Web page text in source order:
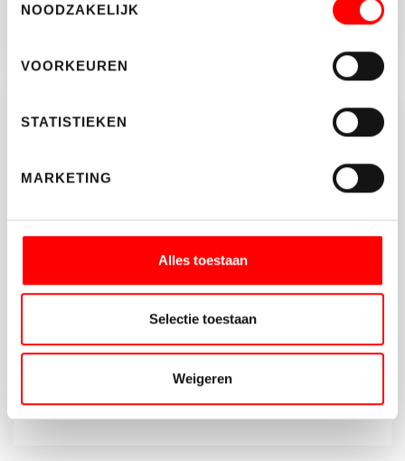
NOODZAKELIJK
VOORKEUREN
STATISTIEKEN
MARKETING
Alles toestaan
Selectie toestaan
Weigeren
Brochure aanvragen?
brochure van dit object.